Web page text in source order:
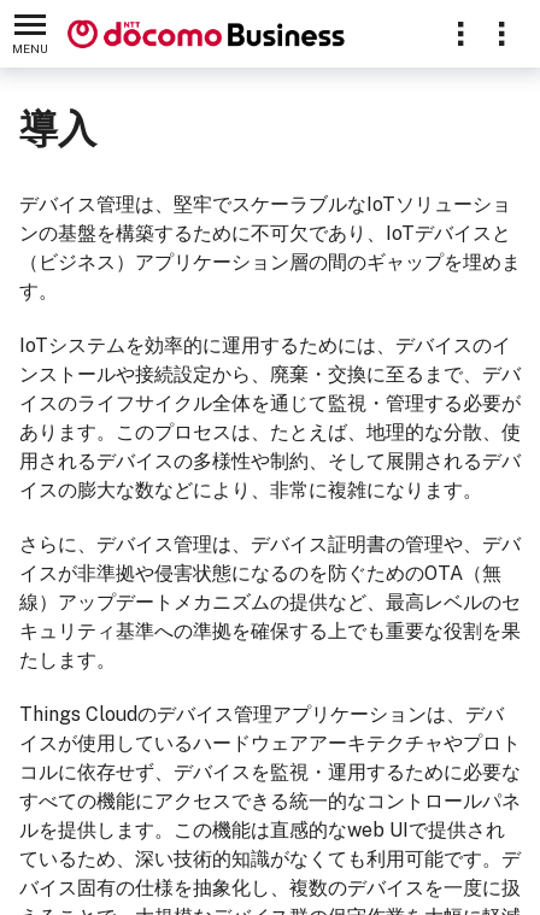
MENU
導入
デバイス管理は、堅牢でスケーラブルなIoTソリューショ
ンの基盤を構築するために不可欠であり、IoTデバイスと
（ビジネス）アプリケーション層の間のギャップを埋めま
す。
IoTシステムを効率的に運用するためには、デバイスのイ
ンストールや接続設定から、廃棄・交換に至るまで、デバ
イスのライフサイクル全体を通じて監視・管理する必要が
あります。このプロセスは、たとえば、地理的な分散、使
用されるデバイスの多様性や制約、そして展開されるデバ
イスの膨大な数などにより、非常に複雑になります。
さらに、デバイス管理は、デバイス証明書の管理や、デバ
イスが非準拠や侵害状態になるのを防ぐためのOTA（無
線）アップデートメカニズムの提供など、最高レベルのセ
キュリティ基準への準拠を確保する上でも重要な役割を果
たします。
Things Cloudのデバイス管理アプリケーションは、デバ
イスが使用しているハードウェアアーキテクチャやプロト
コルに依存せず、デバイスを監視・運用するために必要な
すべての機能にアクセスできる統一的なコントロールパネ
ルを提供します。この機能は直感的なweb UIで提供され
ているため、深い技術的知識がなくても利用可能です。デ
バイス固有の仕様を抽象化し、複数のデバイスを一度に扱